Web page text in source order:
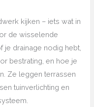
kijken – iets wat in
de wisselende
drainage nodig hebt,
bestrating, en hoe je
Ze leggen terrassen
tuinverlichting en